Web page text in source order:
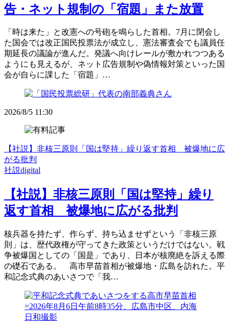
告・ネット規制の「宿題」また放置
「時は来た」と改憲への号砲を鳴らした首相。7月に閉会し
た国会では改正国民投票法が成立し、憲法審査会でも議員任
期延長の議論が進んだ。発議へ向けレールが敷かれつつある
ようにも見えるが、ネット広告規制や偽情報対策といった国
会が自らに課した「宿題」…
2026/8/5 11:30
【社説】非核三原則「国は堅持」繰り返す首相 被爆地に広
がる批判
社説digital
【社説】非核三原則「国は堅持」繰り
返す首相 被爆地に広がる批判
核兵器を持たず、作らず、持ち込ませずという「非核三原
則」は、歴代政権が守ってきた政策というだけではない。戦
争被爆国としての「国是」であり、日本が核廃絶を訴える際
の礎石である。 高市早苗首相が被爆地・広島を訪れた。平
和記念式典のあいさつで「我…